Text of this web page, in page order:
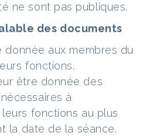
ne sont pas publiques.
des documents
aux membres du
fonctions.
être donnée des
à
leurs fonctions au plus
la date de la séance.